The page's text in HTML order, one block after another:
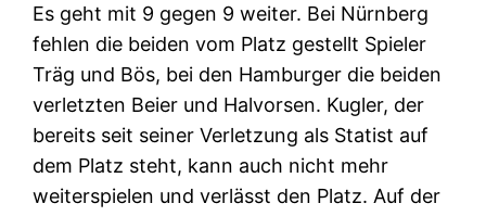
Es geht mit 9 gegen 9 weiter. Bei Nürnberg
fehlen die beiden vom Platz gestellt Spieler
Träg und Bös, bei den Hamburger die beiden
verletzten Beier und Halvorsen. Kugler, der
bereits seit seiner Verletzung als Statist auf
dem Platz steht, kann auch nicht mehr
weiterspielen und verlässt den Platz. Auf der